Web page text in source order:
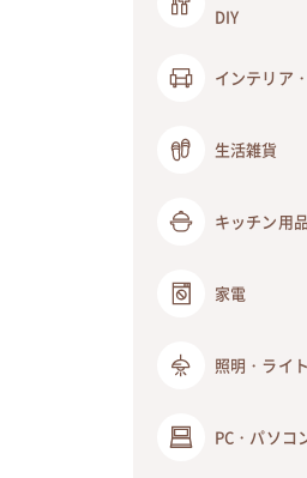
DIY
インテリア
生活雑貨
キッチン用品
家電
照明・ライト
PC・パソコ